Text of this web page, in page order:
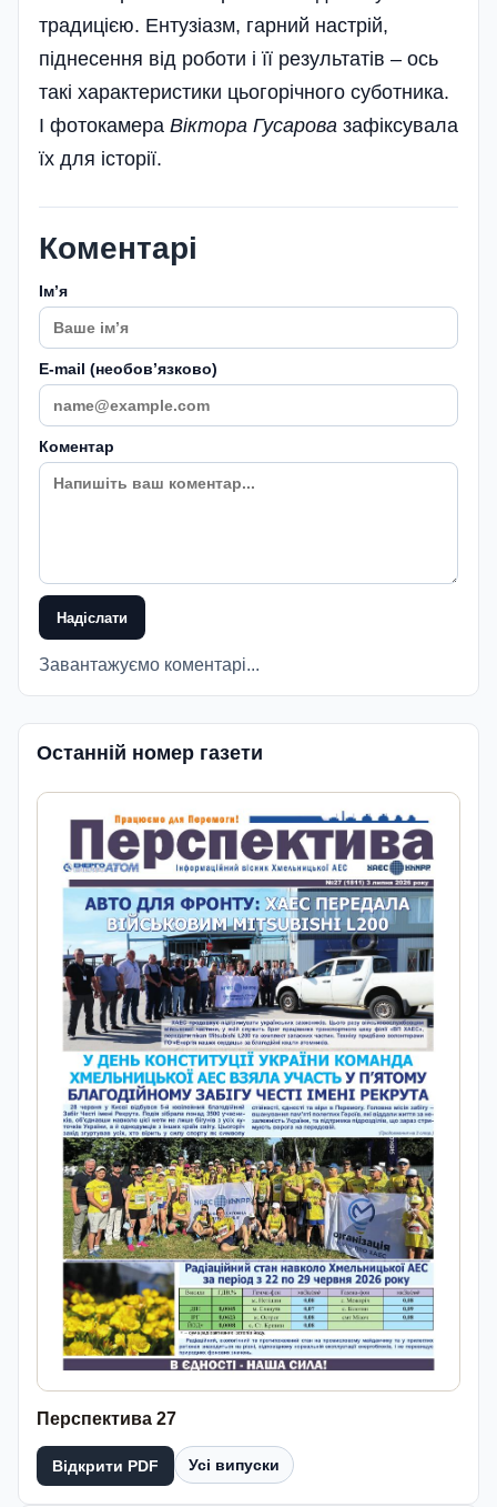
традицією. Ентузіазм, гарний настрій,
піднесення від роботи і її результатів – ось
такі характеристики цьогорічного суботника.
І фотокамера Віктора Гусарова зафіксувала
їх для історії.
Коментарі
Імʼя
E-mail (необовʼязково)
Коментар
Надіслати
Завантажуємо коментарі...
Останній номер газети
Перспектива 27
Відкрити PDF Усі випуски